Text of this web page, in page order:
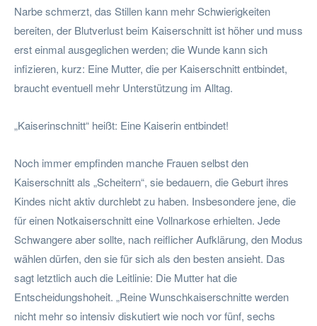
Narbe schmerzt, das Stillen kann mehr Schwierigkeiten
bereiten, der Blutverlust beim Kaiserschnitt ist höher und muss
erst einmal ausgeglichen werden; die Wunde kann sich
infizieren, kurz: Eine Mutter, die per Kaiserschnitt entbindet,
braucht eventuell mehr Unterstützung im Alltag.
„Kaiserinschnitt“ heißt: Eine Kaiserin entbindet!
Noch immer empfinden manche Frauen selbst den
Kaiserschnitt als „Scheitern“, sie bedauern, die Geburt ihres
Kindes nicht aktiv durchlebt zu haben. Insbesondere jene, die
für einen Notkaiserschnitt eine Vollnarkose erhielten. Jede
Schwangere aber sollte, nach reiflicher Aufklärung, den Modus
wählen dürfen, den sie für sich als den besten ansieht. Das
sagt letztlich auch die Leitlinie: Die Mutter hat die
Entscheidungshoheit. „Reine Wunschkaiserschnitte werden
nicht mehr so intensiv diskutiert wie noch vor fünf, sechs